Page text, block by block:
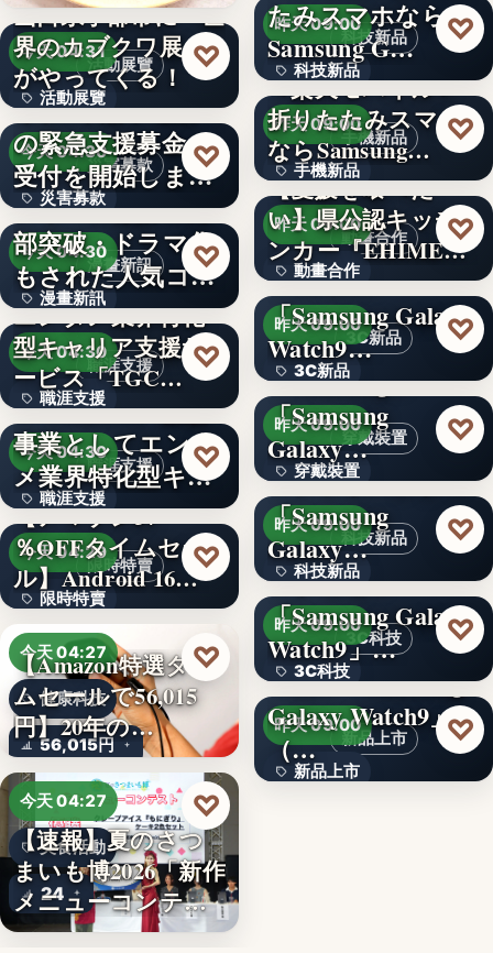
いい。「…
活動展覽
今天 04:31
活動展覽
60
山口県宇部市に『世
界のカブクワ展』
がやってくる！
♡
災害募款
今天 04:30
災害募款
文字
令和8年熊本地震へ
の緊急支援募金の
受付を開始しまし
た
♡
漫畫新訊
今天 04:30
漫畫新訊
文字
シリーズ累計40万
部突破・ドラマ化
もされた人気コミ
ック！…
♡
職涯支援
今天 04:30
職涯支援
330,000
エンタメ業界特化
型キャリア支援サ
ービス「TGC…
♡
職涯支援
今天 04:30
職涯支援
文字
W TOKYO、新規
事業としてエンタ
メ業界特化型キャ
リア…
♡
限時特賣
今天 04:29
限時特賣
15,800円
【アマゾン37
％OFFタイムセー
ル】Android 16…
♡
今天 04:27
健康科技
56,015円
【Amazon特選タイ
ムセールで56,015
円】20年の…
♡
今天 04:27
美食活動
24
【速報】夏のさつ
まいも博2026「新作
メニューコンテス
ト…
♡
韓国発の人気キャ
文字
科技新品
昨天 09:00
科技新品
文字
たみスマホなら
Samsung G…
♡
手機新品
昨天 09:00
手機新品
4.1
＜楽天モバイル＞
折りたたみスマホ
ならSamsung…
♡
動畫合作
昨天 09:00
動畫合作
108
【愛媛を喰べた
い】県公認キッチ
ンカー『EHIMEみ
きゃん…
♡
3C新品
昨天 09:00
3C新品
文字
＜OPEN＞
「Samsung Galaxy
Watch9…
♡
穿戴裝置
昨天 09:00
穿戴裝置
文字
＜Samsung＞
「Samsung
Galaxy…
♡
科技新品
昨天 09:00
科技新品
文字
＜ソフトバンク＞
「Samsung
Galaxy…
♡
3C科技
昨天 09:00
3C科技
文字
＜ドコモ＞
「Samsung Galaxy
Watch9」…
♡
新品上市
昨天 09:00
新品上市
＜au＞「Samsung
Galaxy Watch9」
（…
♡